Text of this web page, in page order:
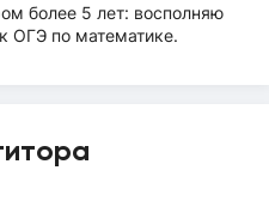
более 5 лет: восполняю
ОГЭ по математике.